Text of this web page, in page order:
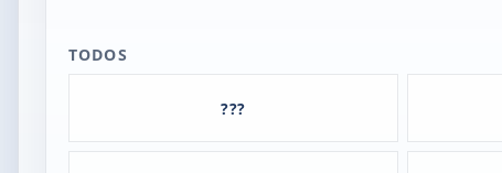
TODOS
???